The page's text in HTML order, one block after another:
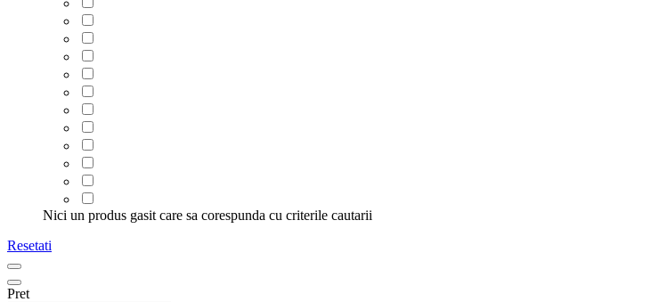
Nici un produs gasit care sa corespunda cu criterile cautarii
Resetati
Pret